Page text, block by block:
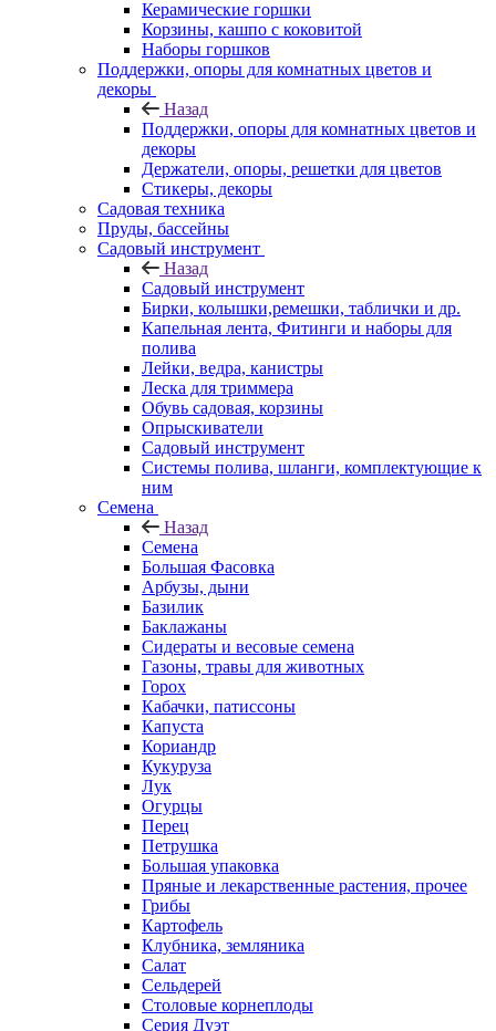
Керамические горшки
Корзины, кашпо с коковитой
Наборы горшков
Поддержки, опоры для комнатных цветов и
декоры
Назад
Поддержки, опоры для комнатных цветов и
декоры
Держатели, опоры, решетки для цветов
Стикеры, декоры
Садовая техника
Пруды, бассейны
Садовый инструмент
Назад
Садовый инструмент
Бирки, колышки,ремешки, таблички и др.
Капельная лента, Фитинги и наборы для
полива
Лейки, ведра, канистры
Леска для триммера
Обувь садовая, корзины
Опрыскиватели
Садовый инструмент
Системы полива, шланги, комплектующие к
ним
Семена
Назад
Семена
Большая Фасовка
Арбузы, дыни
Базилик
Баклажаны
Сидераты и весовые семена
Газоны, травы для животных
Горох
Кабачки, патиссоны
Капуста
Кориандр
Кукуруза
Лук
Огурцы
Перец
Петрушка
Большая упаковка
Пряные и лекарственные растения, прочее
Грибы
Картофель
Клубника, земляника
Салат
Сельдерей
Столовые корнеплоды
Серия Дуэт